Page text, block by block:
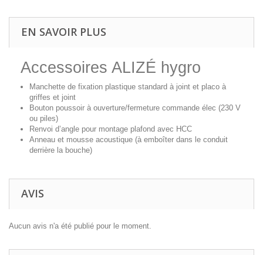
EN SAVOIR PLUS
Accessoires ALIZÉ hygro
Manchette de fixation plastique standard à joint et placo à
griffes et joint
Bouton poussoir à ouverture/fermeture commande élec (230 V
ou piles)
Renvoi d’angle pour montage plafond avec HCC
Anneau et mousse acoustique (à emboîter dans le conduit
derrière la bouche)
AVIS
Aucun avis n'a été publié pour le moment.